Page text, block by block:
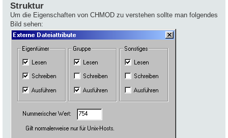
Struktur
Um die Eigenschaften von CHMOD zu verstehen sollte man folgendes
Bild sehen: